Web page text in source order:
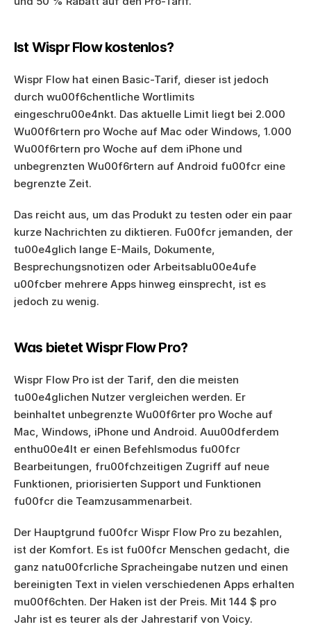
Ist Wispr Flow kostenlos?
Wispr Flow hat einen Basic-Tarif, dieser ist jedoch
durch wu00f6chentliche Wortlimits
eingeschru00e4nkt. Das aktuelle Limit liegt bei 2.000
Wu00f6rtern pro Woche auf Mac oder Windows, 1.000
Wu00f6rtern pro Woche auf dem iPhone und
unbegrenzten Wu00f6rtern auf Android fu00fcr eine
begrenzte Zeit.
Das reicht aus, um das Produkt zu testen oder ein paar
kurze Nachrichten zu diktieren. Fu00fcr jemanden, der
tu00e4glich lange E-Mails, Dokumente,
Besprechungsnotizen oder Arbeitsablu00e4ufe
u00fcber mehrere Apps hinweg einsprecht, ist es
jedoch zu wenig.
Was bietet Wispr Flow Pro?
Wispr Flow Pro ist der Tarif, den die meisten
tu00e4glichen Nutzer vergleichen werden. Er
beinhaltet unbegrenzte Wu00f6rter pro Woche auf
Mac, Windows, iPhone und Android. Auu00dferdem
enthu00e4lt er einen Befehlsmodus fu00fcr
Bearbeitungen, fru00fchzeitigen Zugriff auf neue
Funktionen, priorisierten Support und Funktionen
fu00fcr die Teamzusammenarbeit.
Der Hauptgrund fu00fcr Wispr Flow Pro zu bezahlen,
ist der Komfort. Es ist fu00fcr Menschen gedacht, die
ganz natu00fcrliche Spracheingabe nutzen und einen
bereinigten Text in vielen verschiedenen Apps erhalten
mu00f6chten. Der Haken ist der Preis. Mit 144 $ pro
Jahr ist es teurer als der Jahrestarif von Voicy.